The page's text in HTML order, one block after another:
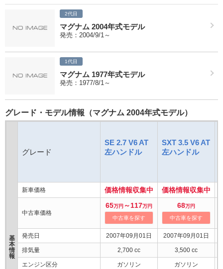
2代目
マグナム 2004年式モデル
発売：2004/9/1～
1代目
マグナム 1977年式モデル
発売：1977/8/1～
グレード・モデル情報（マグナム 2004年式モデル）
基
本
情
報
グレード
SE 2.7 V6 AT
左ハンドル
SXT 3.5 V6 AT
左ハンドル
新車価格 価格情報収集中 価格情報収集中
中古車価格
65万円 ～117万円
中古車を探す
68万円
中古車を探す
発売日 2007年09月01日 2007年09月01日
排気量 2,700 cc 3,500 cc
エンジン区分 ガソリン ガソリン